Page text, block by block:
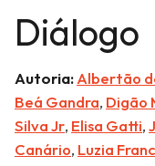
Diálogo
Autoria:Albertão
Beá Gandra, Digão
Silva Jr, Elisa Gatti,
Canário, Luzia